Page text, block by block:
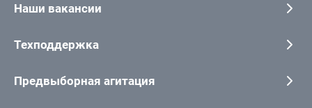
Наши вакансии
Техподдержка
Предвыборная агитация